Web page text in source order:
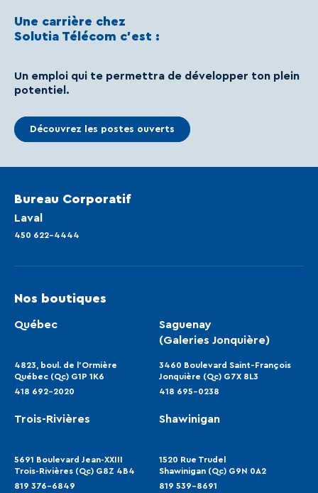
Une carrière chez
Solutia Télécom c’est :
Un emploi qui te permettra de développer ton plein
potentiel.
Découvrez les postes ouverts
Bureau Corporatif
Laval
450 622-4444
Nos boutiques
Québec
4823, boul. de l'Ormière
Québec (Qc) G1P 1K6
418 692-2020
Saguenay
(Galeries Jonquière)
3460 Boulevard Saint‑François
Jonquière (Qc) G7X 8L3
418 695-0238
Trois-Rivières
5691 Boulevard Jean-XXIII
Trois-Rivières (Qc) G8Z 4B4
819 376-6849
Shawinigan
1520 Rue Trudel
Shawinigan (Qc) G9N 0A2
819 539-8691